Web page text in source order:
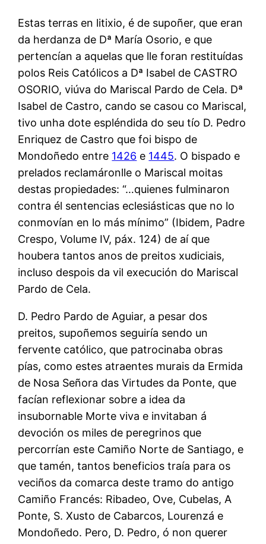
Estas terras en litixio, é de supoñer, que eran
da herdanza de Dª María Osorio, e que
pertencían a aquelas que lle foran restituídas
polos Reis Católicos a Dª Isabel de CASTRO
OSORIO, viúva do Mariscal Pardo de Cela. Dª
Isabel de Castro, cando se casou co Mariscal,
tivo unha dote espléndida do seu tío D. Pedro
Enriquez de Castro que foi bispo de
Mondoñedo entre 1426 e 1445. O bispado e
prelados reclamáronlle o Mariscal moitas
destas propiedades: “…quienes fulminaron
contra él sentencias eclesiásticas que no lo
conmovían en lo más mínimo” (Ibidem, Padre
Crespo, Volume IV, páx. 124) de aí que
houbera tantos anos de preitos xudiciais,
incluso despois da vil execución do Mariscal
Pardo de Cela.
D. Pedro Pardo de Aguiar, a pesar dos
preitos, supoñemos seguiría sendo un
fervente católico, que patrocinaba obras
pías, como estes atraentes murais da Ermida
de Nosa Señora das Virtudes da Ponte, que
facían reflexionar sobre a idea da
insubornable Morte viva e invitaban á
devoción os miles de peregrinos que
percorrían este Camiño Norte de Santiago, e
que tamén, tantos beneficios traía para os
veciños da comarca deste tramo do antigo
Camiño Francés: Ribadeo, Ove, Cubelas, A
Ponte, S. Xusto de Cabarcos, Lourenzá e
Mondoñedo. Pero, D. Pedro, ó non querer